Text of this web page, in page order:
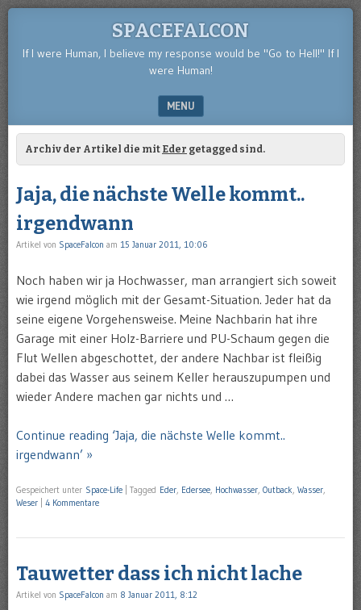
SPACEFALCON
If I were Human, I believe my response would be "Go to Hell!" If I
were Human!
MENU
SKIP TO CONTENT
Archiv der Artikel die mit Eder getagged sind.
Jaja, die nächste Welle kommt..
irgendwann
Artikel von SpaceFalcon am 15 Januar 2011, 10:06
Noch haben wir ja Hochwasser, man arrangiert sich soweit
wie irgend möglich mit der Gesamt-Situation. Jeder hat da
seine eigene Vorgehensweise. Meine Nachbarin hat ihre
Garage mit einer Holz-Barriere und PU-Schaum gegen die
Flut Wellen abgeschottet, der andere Nachbar ist fleißig
dabei das Wasser aus seinem Keller herauszupumpen und
wieder Andere machen gar nichts und …
Continue reading ‘Jaja, die nächste Welle kommt..
irgendwann’ »
Gespeichert unter Space-Life Tagged Eder, Edersee, Hochwasser, Outback, Wasser,
Weser
4 Kommentare
Tauwetter dass ich nicht lache
Artikel von SpaceFalcon am 8 Januar 2011, 8:12